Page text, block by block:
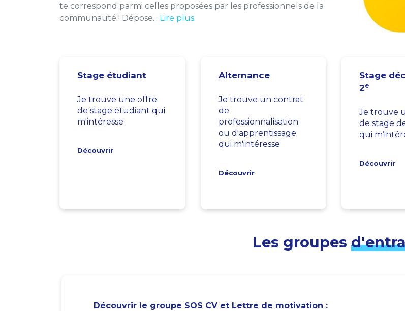
te correspond parmi celles proposées par les professionnels de la
communauté ! Dépose... Lire plus
Stage étudiant
Je trouve une offre
de stage étudiant qui
m'intéresse
Découvrir
Alternance
Je trouve un contrat
de
professionnalisation
ou d'apprentissage
qui m'intéresse
Découvrir
Stage
2e
Je trouve
de stage
qui
Découvrir
Les groupes
Découvrir le groupe SOS CV et Lettre de motivation :